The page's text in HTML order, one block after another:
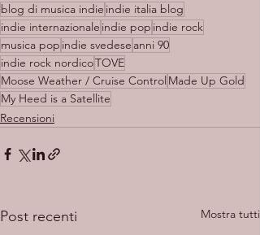
blog di musica indie indie italia blog
indie internazionale indie pop indie rock
musica pop indie svedese anni 90
indie rock nordicoTOVE
Moose Weather / Cruise Control Made Up Gold
My Heed is a Satellite
Recensioni
Post recenti Mostra tutti